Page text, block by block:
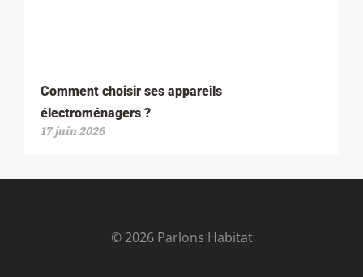
Comment choisir ses appareils
électroménagers ?
17 juin 2026
© 2026 Parlons Habitat